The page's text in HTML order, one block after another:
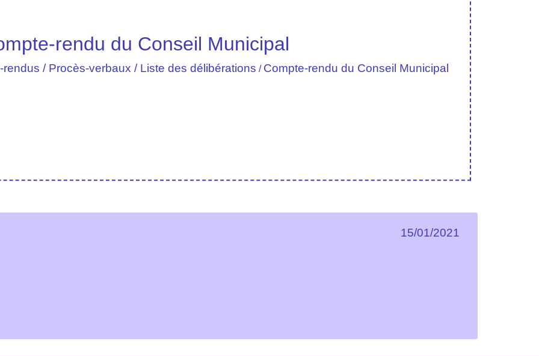
rendu du Conseil Municipal
rendus / Procès-verbaux / Liste des délibérations / Compte-rendu du Conseil Municipal
15/01/2021